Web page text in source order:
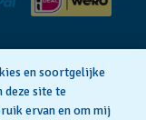
en soortgelijke
deze site te
ervan en om mij